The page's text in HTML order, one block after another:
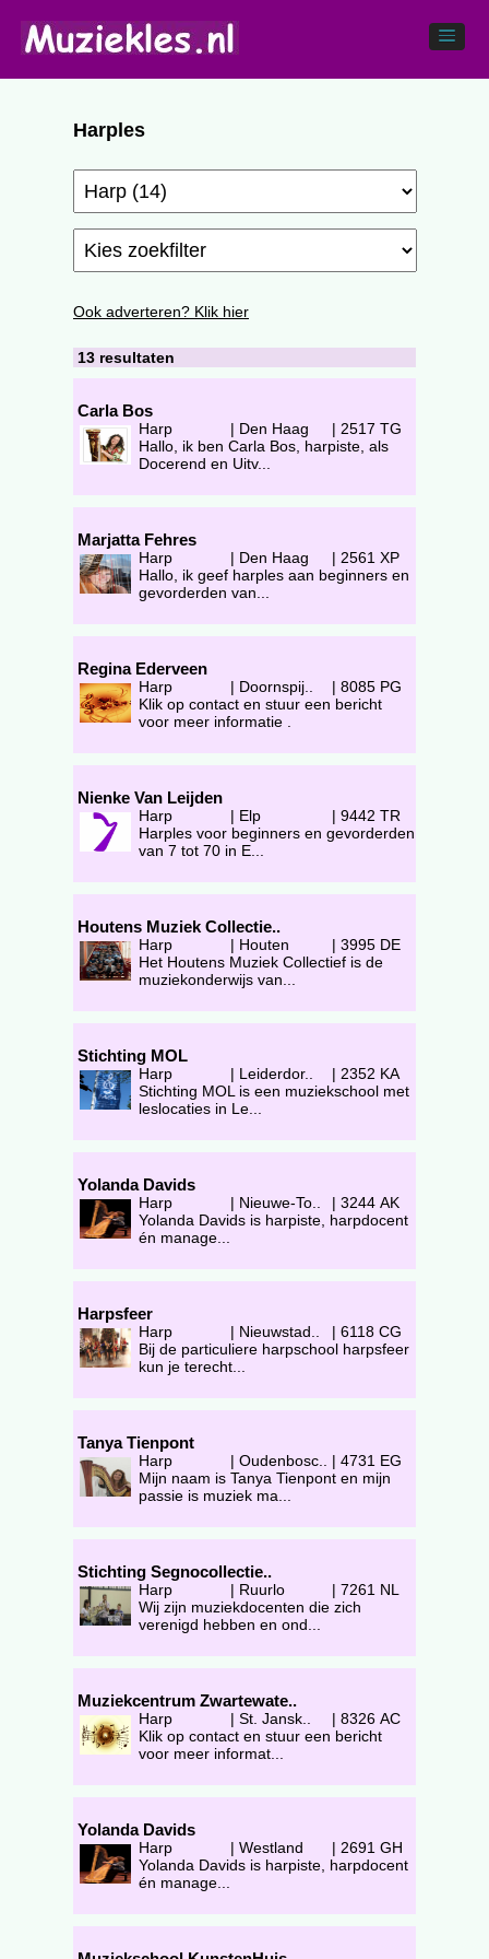
Harples
Ook adverteren? Klik hier
13 resultaten
Carla Bos
Harp | Den Haag | 2517 TG
Hallo, ik ben Carla Bos, harpiste, als
Docerend en Uitv...
Marjatta Fehres
Harp | Den Haag | 2561 XP
Hallo, ik geef harples aan beginners en
gevorderden van...
Regina Ederveen
Harp | Doornspij.. | 8085 PG
Klik op contact en stuur een bericht
voor meer informatie .
Nienke Van Leijden
Harp | Elp | 9442 TR
Harples voor beginners en gevorderden
van 7 tot 70 in E...
Houtens Muziek Collectie..
Harp | Houten | 3995 DE
Het Houtens Muziek Collectief is de
muziekonderwijs van...
Stichting MOL
Harp | Leiderdor.. | 2352 KA
Stichting MOL is een muziekschool met
leslocaties in Le...
Yolanda Davids
Harp | Nieuwe-To.. | 3244 AK
Yolanda Davids is harpiste, harpdocent
én manage...
Harpsfeer
Harp | Nieuwstad.. | 6118 CG
Bij de particuliere harpschool harpsfeer
kun je terecht...
Tanya Tienpont
Harp | Oudenbosc.. | 4731 EG
Mijn naam is Tanya Tienpont en mijn
passie is muziek ma...
Stichting Segnocollectie..
Harp | Ruurlo | 7261 NL
Wij zijn muziekdocenten die zich
verenigd hebben en ond...
Muziekcentrum Zwartewate..
Harp | St. Jansk.. | 8326 AC
Klik op contact en stuur een bericht
voor meer informat...
Yolanda Davids
Harp | Westland | 2691 GH
Yolanda Davids is harpiste, harpdocent
én manage...